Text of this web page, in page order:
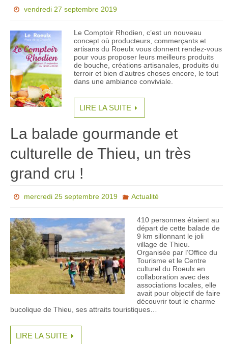
vendredi 27 septembre 2019
Le Comptoir Rhodien, c’est un nouveau
concept où producteurs, commerçants et
artisans du Roeulx vous donnent rendez-vous
pour vous proposer leurs meilleurs produits
de bouche, créations artisanales, produits du
terroir et bien d’autres choses encore, le tout
dans une ambiance conviviale.
LIRE LA SUITE
La balade gourmande et
culturelle de Thieu, un très
grand cru !
mercredi 25 septembre 2019 Actualité
410 personnes étaient au
départ de cette balade de
9 km sillonnant le joli
village de Thieu.
Organisée par l’Office du
Tourisme et le Centre
culturel du Roeulx en
collaboration avec des
associations locales, elle
avait pour objectif de faire
découvrir tout le charme
bucolique de Thieu, ses attraits touristiques…
LIRE LA SUITE